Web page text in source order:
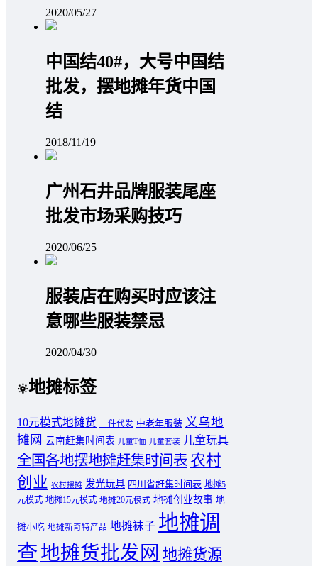
2020/05/27
中国结40#，大号中国结
批发，摆地摊年货中国
结
2018/11/19
广州石井品牌服装尾座
批发市场采购技巧
2020/06/25
服装店在购买时应该注
意哪些服装禁忌
2020/04/30
地摊标签
10元模式地摊货 一件代发 中老年服装 义乌地
摊网 云南赶集时间表 儿童T恤 儿童套装 儿童玩具
全国各地摆地摊赶集时间表 农村
创业 农村摆摊 发光玩具 四川省赶集时间表 地摊5
元模式 地摊15元模式 地摊20元模式 地摊创业故事 地
摊小吃 地摊新奇特产品 地摊袜子 地摊调
查地摊货批发网 地摊货源